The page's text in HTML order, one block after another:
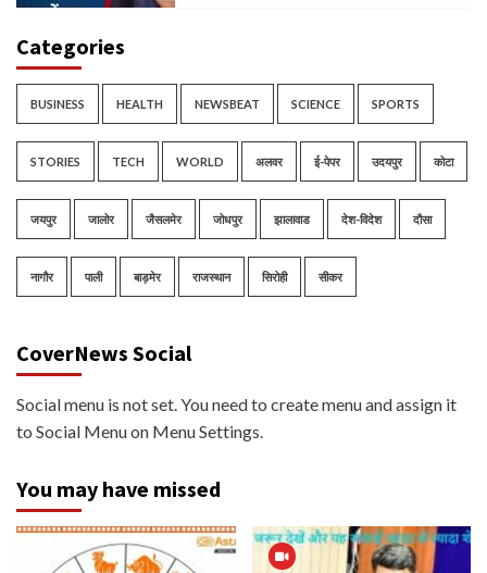
Categories
BUSINESS HEALTH NEWSBEAT SCIENCE SPORTS
STORIES TECH WORLD अलवर ई-पेपर उदयपुर कोटा
जयपुर जालोर जैसलमेर जोधपुर झालावाड देश-विदेश दौसा
नागौर पाली बाड़मेर राजस्थान सिरोही सीकर
CoverNews Social
Social menu is not set. You need to create menu and assign it
to Social Menu on Menu Settings.
You may have missed